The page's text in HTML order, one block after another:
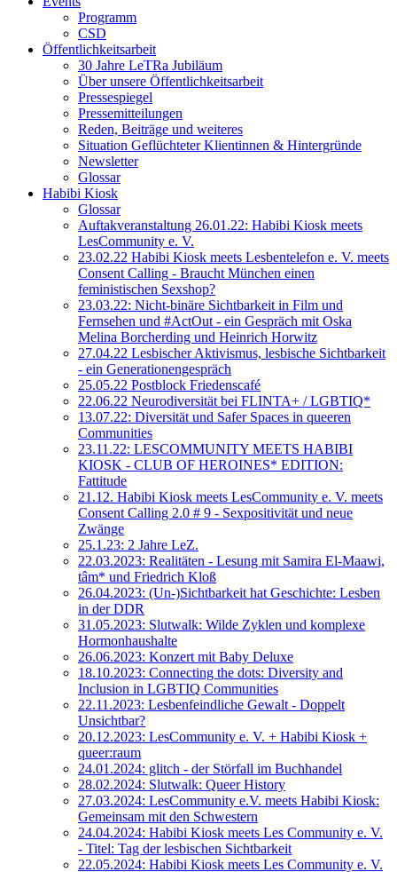
Programm
CSD
Öffentlichkeitsarbeit
30 Jahre LeTRa Jubiläum
Über unsere Öffentlichkeitsarbeit
Pressespiegel
Pressemitteilungen
Reden, Beiträge und weiteres
Situation Geflüchteter Klientinnen & Hintergründe
Newsletter
Glossar
Habibi Kiosk
Glossar
Auftakveranstaltung 26.01.22: Habibi Kiosk meets
LesCommunity e. V.
23.02.22 Habibi Kiosk meets Lesbentelefon e. V. meets
Consent Calling - Braucht München einen
feministischen Sexshop?
23.03.22: Nicht-binäre Sichtbarkeit in Film und
Fernsehen und #ActOut - ein Gespräch mit Oska
Melina Borcherding und Heinrich Horwitz
27.04.22 Lesbischer Aktivismus, lesbische Sichtbarkeit
- ein Generationengespräch
25.05.22 Postblock Friedenscafé
22.06.22 Neurodiversität bei FLINTA+ / LGBTIQ*
13.07.22: Diversität und Safer Spaces in queeren
Communities
23.11.22: LESCOMMUNITY MEETS HABIBI
KIOSK - CLUB OF HEROINES* EDITION:
Fattitude
21.12. Habibi Kiosk meets LesCommunity e. V. meets
Consent Calling 2.0 # 9 - Sexpositivität und neue
Zwänge
25.1.23: 2 Jahre LeZ.
22.03.2023: Realitäten - Lesung mit Samira El-Maawi,
tâm* und Friedrich Kloß
26.04.2023: (Un-)Sichtbarkeit hat Geschichte: Lesben
in der DDR
31.05.2023: Slutwalk: Wilde Zyklen und komplexe
Hormonhaushalte
26.06.2023: Konzert mit Baby Deluxe
18.10.2023: Connecting the dots: Diversity and
Inclusion in LGBTIQ Communities
22.11.2023: Lesbenfeindliche Gewalt - Doppelt
Unsichtbar?
20.12.2023: LesCommunity e. V. + Habibi Kiosk +
queer:raum
24.01.2024: glitch - der Störfall im Buchhandel
28.02.2024: Slutwalk: Queer History
27.03.2024: LesCommunity e.V. meets Habibi Kiosk:
Gemeinsam mit den Schwestern
24.04.2024: Habibi Kiosk meets Les Community e. V.
- Titel: Tag der lesbischen Sichtbarkeit
22.05.2024: Habibi Kiosk meets Les Community e. V.